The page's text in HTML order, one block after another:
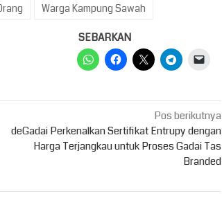
Warga Kampung Sawah
SEBARKAN
Pos berikutnya
deGadai Perkenalkan Sertifikat Entrupy dengan
Harga Terjangkau untuk Proses Gadai Tas
Branded